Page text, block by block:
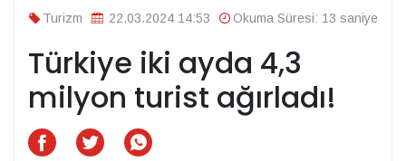
Turizm 22.03.2024 14:53 Okuma Süresi: 13 saniye
Türkiye iki ayda 4,3
milyon turist ağırladı!